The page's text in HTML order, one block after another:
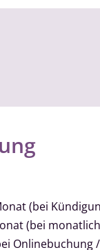
(bei
(bei
Onlinebuchung /